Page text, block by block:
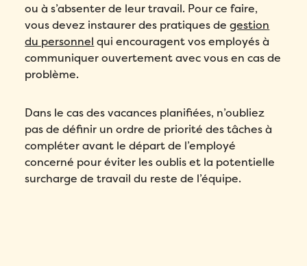
ou à s’absenter de leur travail. Pour ce faire,
vous devez instaurer des pratiques degestion
du personnel qui encouragent vos employés à
communiquer ouvertement avec vous en cas de
problème.
Dans le cas des vacances planifiées, n’oubliez
pas de définir un ordre de priorité des tâches à
compléter avant le départ de l’employé
concerné pour éviter les oublis et la potentielle
surcharge de travail du reste de l’équipe.
Remplissez ce formulaire pour réserver
votre démo personnalisée!